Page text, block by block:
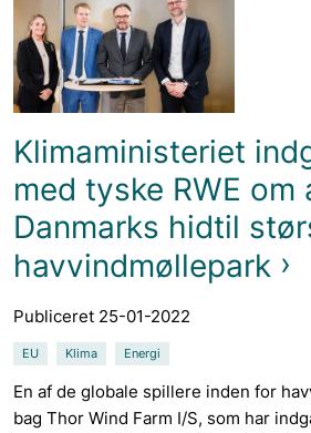
Klimaministeriet
med tyske RWE om
Danmarks hidtil
havvindmøllepark
Publiceret 25-01-2022
EU Klima Energi
En af de globale spillere inden for
bag Thor Wind Farm I/S, som har